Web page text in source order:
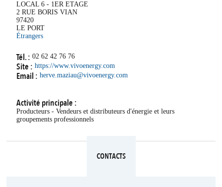
LOCAL 6 - 1ER ETAGE
2 RUE BORIS VIAN
97420
LE PORT
Étrangers
Tél. : 02 62 42 76 76
Site : https://www.vivoenergy.com
Email : herve.maziau@vivoenergy.com
Activité principale :
Producteurs - Vendeurs et distributeurs d'énergie et leurs
groupements professionnels
CONTACTS